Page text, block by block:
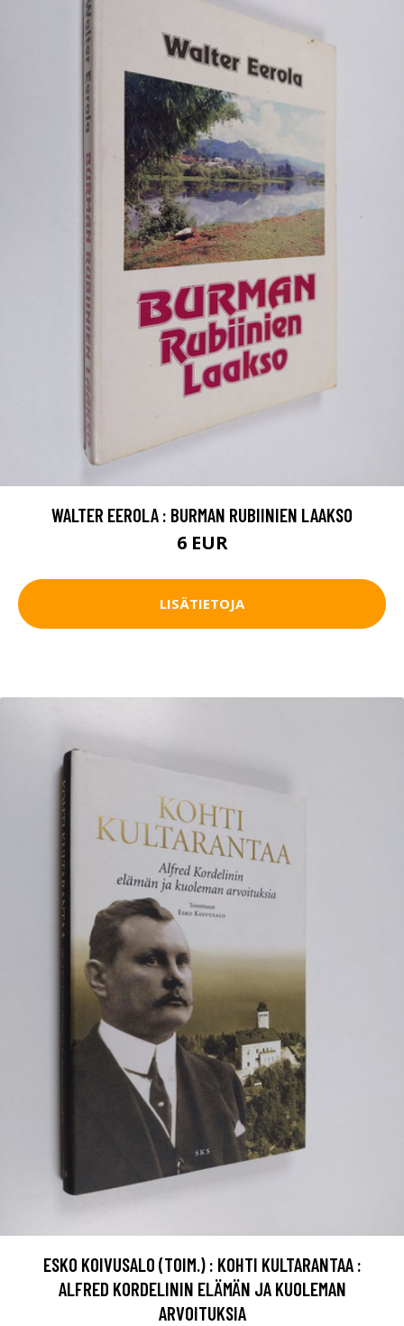
WALTER EEROLA : BURMAN RUBIINIEN LAAKSO
6 EUR
LISÄTIETOJA
ESKO KOIVUSALO (TOIM.) : KOHTI KULTARANTAA :
ALFRED KORDELININ ELÄMÄN JA KUOLEMAN
ARVOITUKSIA